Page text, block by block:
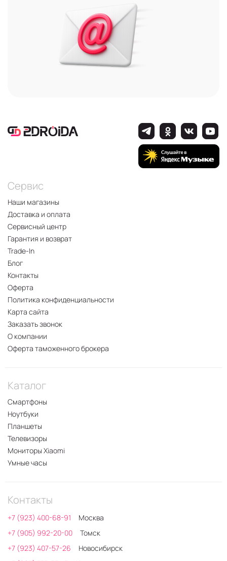
Сервис
Наши магазины
Доставка и оплата
Сервисный центр
Гарантия и возврат
Trade-In
Блог
Контакты
Оферта
Политика конфиденциальности
Карта сайта
Заказать звонок
О компании
Оферта таможенного брокера
Каталог
Смартфоны
Ноутбуки
Планшеты
Телевизоры
Мониторы Xiaomi
Умные часы
Контакты
+7 (923) 400-68-91
Москва
+7 (905) 992-20-00
Томск
+7 (923) 407-57-26
Новосибирск